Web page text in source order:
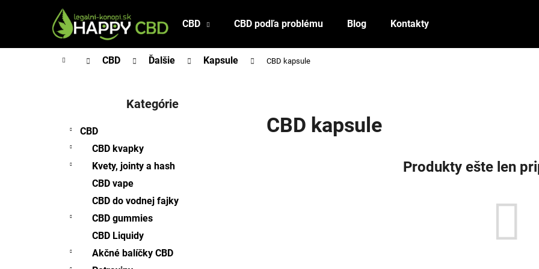
CBD CBD podľa problému Blog Kontakty
DomovCBD Ďalšie Kapsule CBD kapsule
Kategórie
CBD
CBD kvapky
Kvety, jointy a hash
CBD vape
CBD do vodnej fajky
CBD gummies
CBD Liquidy
Akčné balíčky CBD
CBD kapsule
Produkty ešte len
Späť
do
Späť
do
Čo potrebujete nájsť?